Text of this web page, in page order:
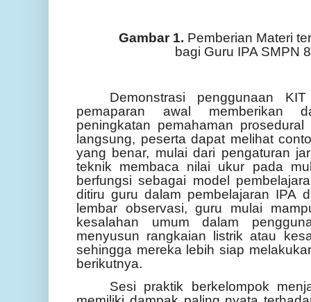
Gambar 1. Pemberian Materi
bagi Guru IPA SMPN
Demonstrasi penggunaan
pemaparan awal memberikan
peningkatan pemahaman
langsung, peserta dapat melihat
yang benar, mulai dari pengaturan
teknik membaca nilai ukur pada
berfungsi sebagai model
ditiru guru dalam pembelajaran IPA
lembar observasi, guru mulai
kesalahan umum dalam
menyusun rangkaian listrik atau
sehingga mereka lebih siap
berikutnya.
Sesi praktik berkelompok